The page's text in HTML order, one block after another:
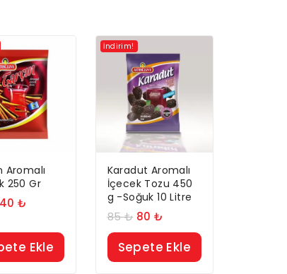
Aromalı
250 Gr
40₺
Ekle
İndirim!
Karadut Aromalı
İçecek Tozu 450
g -Soğuk 10 Litre
85₺ 80 ₺
Sepete Ekle